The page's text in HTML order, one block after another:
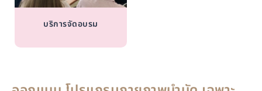
บริการจัดอบรม